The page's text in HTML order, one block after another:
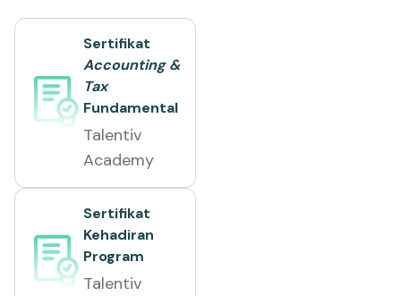
Sertifikat
Accounting &
Tax
Fundamental
Talentiv
Academy
Sertifikat
Kehadiran
Program
Talentiv